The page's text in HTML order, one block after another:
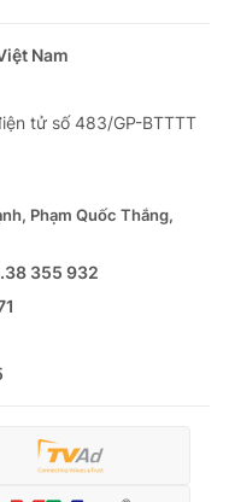
Nam
tử số 483/GP-BTTTT
Phạm Quốc Thắng,
355 932